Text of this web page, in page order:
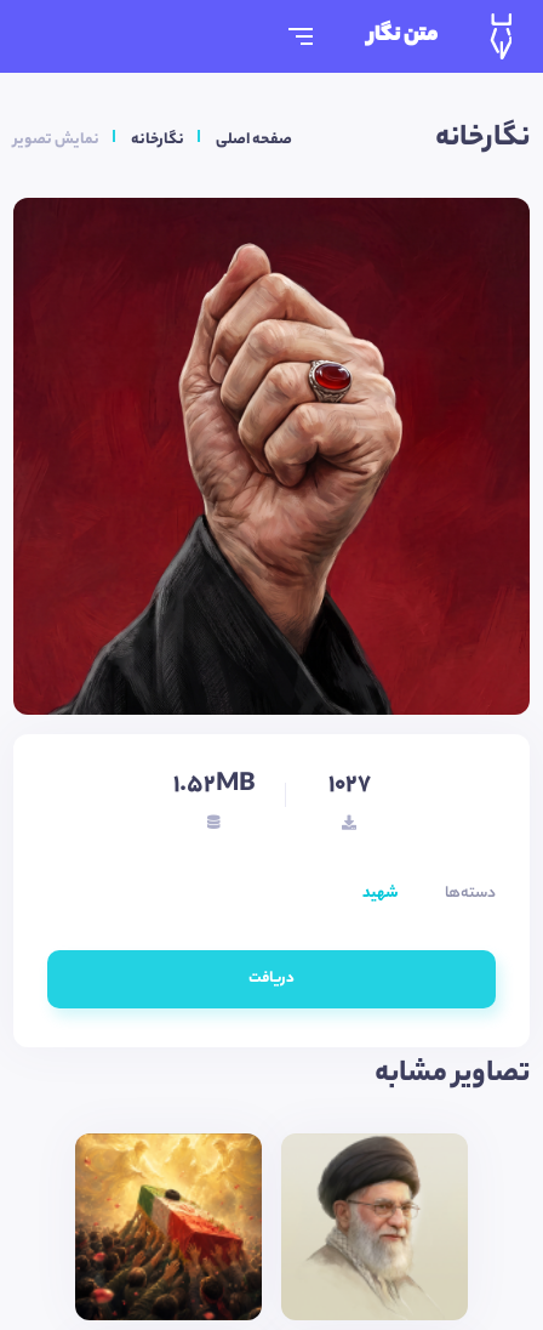
متن نگار
نگارخانه صفحه اصلی نگارخانه نمایش تصویر
1027
1.52MB
دسته‌ها شهید
دریافت
تصاویر مشابه